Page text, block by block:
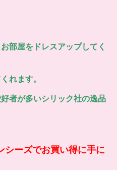
部屋をドレスアップしてく
れます。
者が多いシリック社の逸品
シーズでお買い得に手に